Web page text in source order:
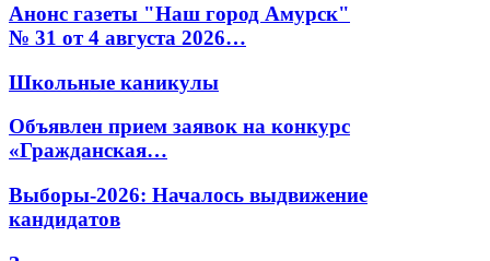
Анонс газеты "Наш город Амурск"
№ 31 от 4 августа 2026…
Школьные каникулы
Объявлен прием заявок на конкурс
«Гражданская…
Выборы-2026: Началось выдвижение
кандидатов